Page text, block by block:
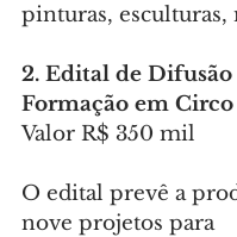
pinturas, esculturas,
2. Edital de Difusão
Formação em Circo
Valor R$ 350 mil
O edital prevê a
nove projetos para